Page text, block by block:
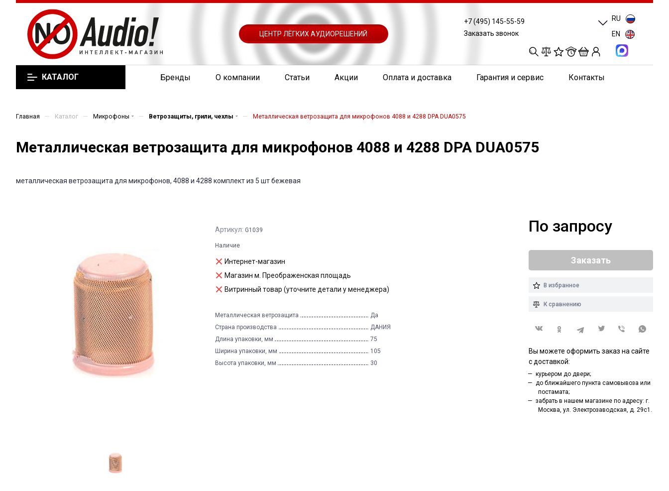
ЦЕНТР ЛЁГКИХ АУДИОРЕШЕНИЙ
+7 (495) 145-55-59
Заказать звонок
0
RU
EN
КАТАЛОГ Бренды О компании Статьи Акции Оплата и доставка Гарантия и сервис Контакты
Главная — Каталог — Микрофоны — Ветрозащиты, грили, чехлы — Металлическая ветрозащита для микрофонов 4088 и 4288 DPA DUA0575
Металлическая ветрозащита для микрофонов 4088 и 4288 DPA DUA0575
металлическая ветрозащита для микрофонов, 4088 и 4288 комплект из 5 шт бежевая
Артикул: G1039
Наличие
Интернет-магазин
Магазин м. Преображенская площадь
Витринный товар (уточните детали у менеджера)
Металлическая ветрозащита
Да
Страна производства
ДАНИЯ
Длина упаковки, мм
75
Ширина упаковки, мм
105
Высота упаковки, мм
30
По запросу
Заказать
В избранное
К сравнению
Вы можете оформить заказ на сайте
с доставкой:
курьером до двери;
до ближайшего пункта самовывоза или
постамата;
забрать в нашем магазине по адресу: г.
Москва, ул. Электрозаводская, д. 29с1.